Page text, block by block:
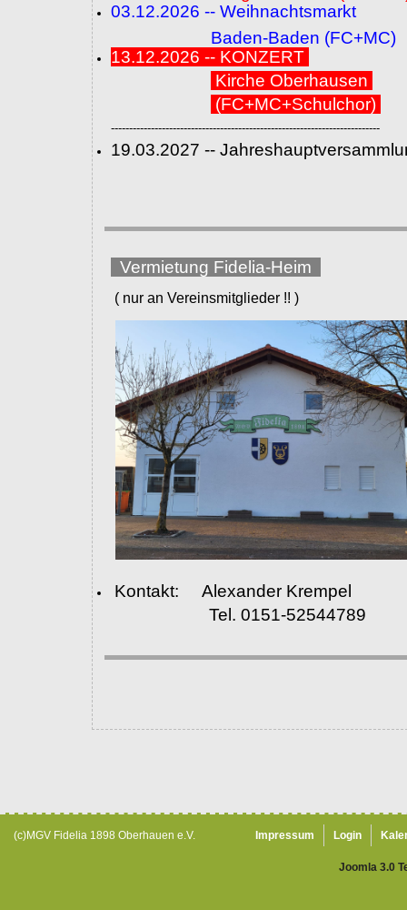
03.12.2026 -- Weihnachtsmarkt
Baden-Baden (FC+MC)
13.12.2026 -- KONZERT
Kirche Oberhausen
(FC+MC+Schulchor)
--------------------------------------------------------------------------
19.03.2027 --
Vermietung Fidelia-Heim
( nur an Vereinsmitglieder !! )
Kontakt: Alexander Krempel
Tel. 0151-52544789
(c)MGV Fidelia 1898 Oberhauen e.V. Impressum Login
Joomla 3.0